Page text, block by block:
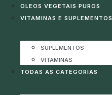
OLEOS VEGETAIS PUROS
VITAMINAS E SUPLEMENTOS
SUPLEMENTOS
VITAMINAS
TODAS AS CATEGORIAS